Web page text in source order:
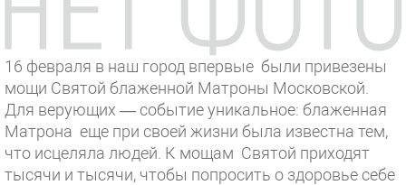
16 февраля в наш город впервые были привезены
мощи Святой блаженной Матроны Московской.
Для верующих — событие уникальное: блаженная
Матрона еще при своей жизни была известна тем,
что исцеляла людей. К мощам Святой приходят
тысячи и тысячи, чтобы попросить о здоровье себе